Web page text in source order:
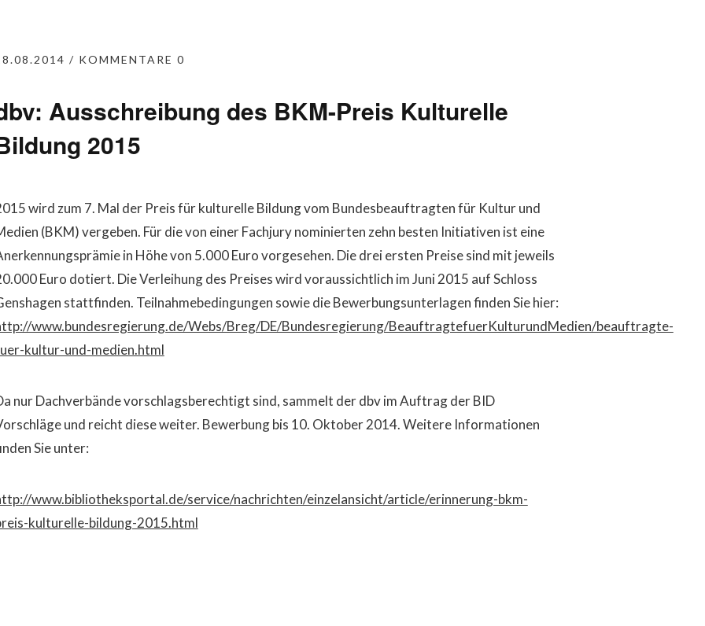
KOMMENTARE 0
Ausschreibung des BKM-Preis Kulturelle
2015
wird zum 7. Mal der Preis für kulturelle Bildung vom Bundesbeauftragten für Kultur und
(BKM) vergeben. Für die von einer Fachjury nominierten zehn besten Initiativen ist eine
in Höhe von 5.000 Euro vorgesehen. Die drei ersten Preise sind mit jeweils
Euro dotiert. Die Verleihung des Preises wird voraussichtlich im Juni 2015 auf Schloss
stattfinden. Teilnahmebedingungen sowie die Bewerbungsunterlagen finden Sie hier:
www.bundesregierung.de/Webs/Breg/DE/Bundesregierung/BeauftragtefuerKulturundMedien/beauftragte-
kultur-und-medien.html
nur Dachverbände vorschlagsberechtigt sind, sammelt der dbv im Auftrag der BID
und reicht diese weiter. Bewerbung bis 10. Oktober 2014. Weitere Informationen
Sie unter:
www.bibliotheksportal.de/service/nachrichten/einzelansicht/article/erinnerung-bkm-
kulturelle-bildung-2015.html